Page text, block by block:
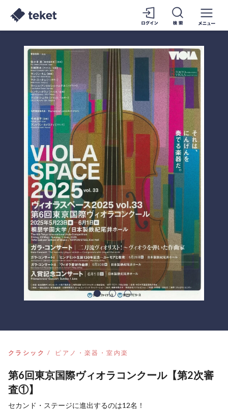
クラシック ピアノ・楽器・室内楽
第6回東京国際ヴィオラコンクール【第2次審
査①】
セカンド・ステージに進出するのは12名！